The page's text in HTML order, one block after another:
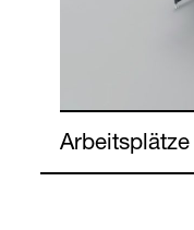
Arbeitsplätze